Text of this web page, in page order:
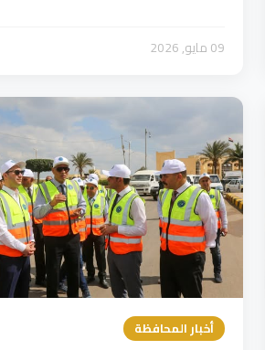
09 مايو, 2026
أخبار المحافظة